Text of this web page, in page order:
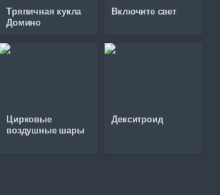
Тряпичная кукла
Домино
Включите свет
Цирковые
воздушные шары
Декситроид